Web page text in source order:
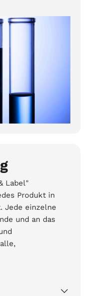
Label"
Produkt in
Jede einzelne
und an das